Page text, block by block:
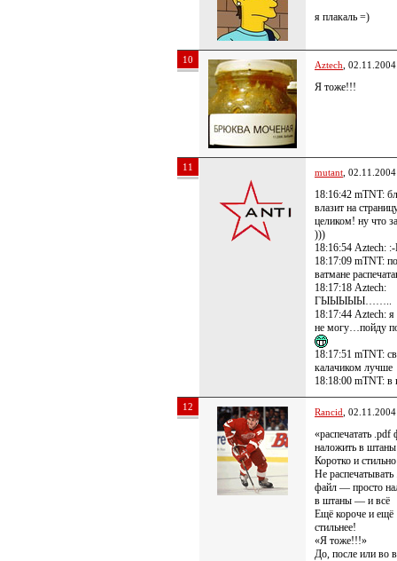
я плакаль =)
10 Aztech ,
Я тоже!!!
11 mutant ,
18:16:42 mTNT:
влазит на
целиком! ну что
)))
18:16:54 Aztech: :-
18:17:09 mTNT:
ватмане
18:17:18 Aztech:
ГЫЫЫЫЫ……..
18:17:44 Aztech:
не могу…пойду
18:17:51 mTNT:
калачиком лучше
18:18:00 mTNT: в
12 Rancid ,
«распечатать
наложить в
Коротко и
Не распечатывать
файл — просто
в штаны — и всё
Ещё короче и ещё
стильнее!
«Я тоже!!!»
До, после или во